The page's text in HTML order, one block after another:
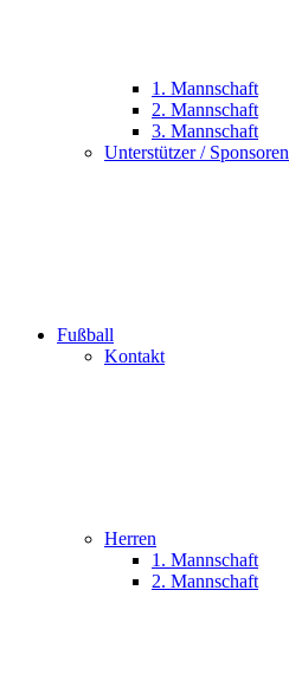
1. Mannschaft
2. Mannschaft
3. Mannschaft
Unterstützer / Sponsoren
Fußball
Kontakt
Herren
1. Mannschaft
2. Mannschaft